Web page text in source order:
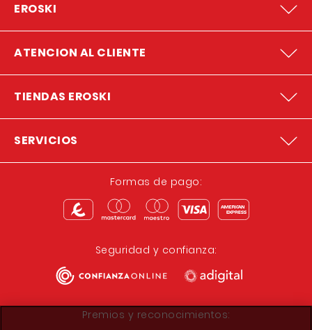
EROSKI
ATENCION AL CLIENTE
TIENDAS EROSKI
SERVICIOS
Formas de pago:
Seguridad y confianza:
Premios y reconocimientos: